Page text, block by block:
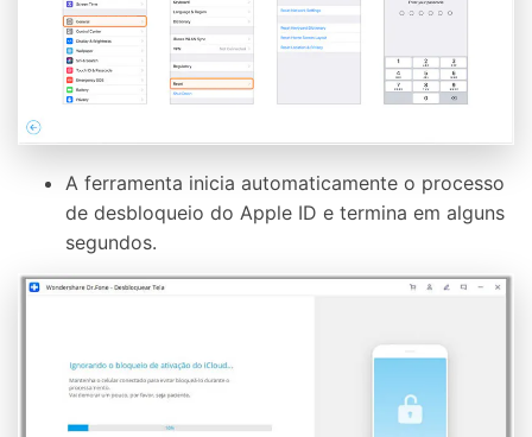
A ferramenta inicia automaticamente o processo
de desbloqueio do Apple ID e termina em alguns
segundos.